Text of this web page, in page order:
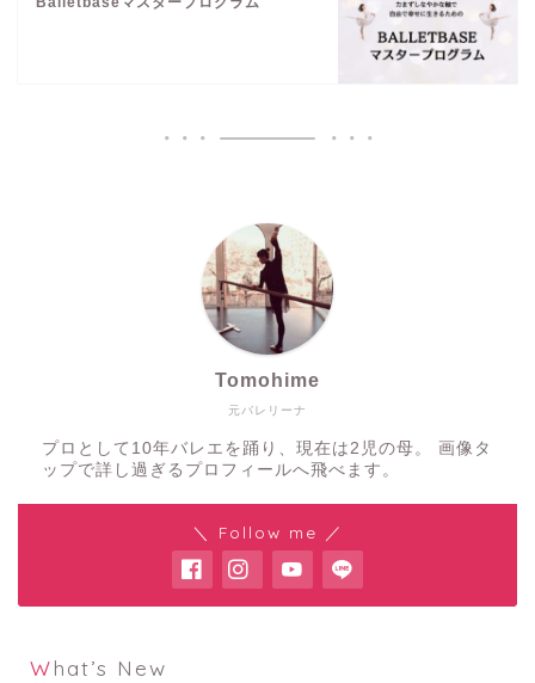
元バレリーナ
Tomohime
プロとして10年バレエを踊り、現在は2児の母。 画像タ
ップで詳し過ぎるプロフィールへ飛べます。
＼ Follow me ／
What’s New